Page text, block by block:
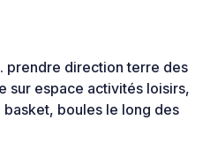
prendre direction terre des
sur espace activités loisirs,
boules le long des